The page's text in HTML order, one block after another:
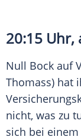
20:15 Uhr,
Null Bock auf
Thomass) hat
nicht, was zu
sich bei